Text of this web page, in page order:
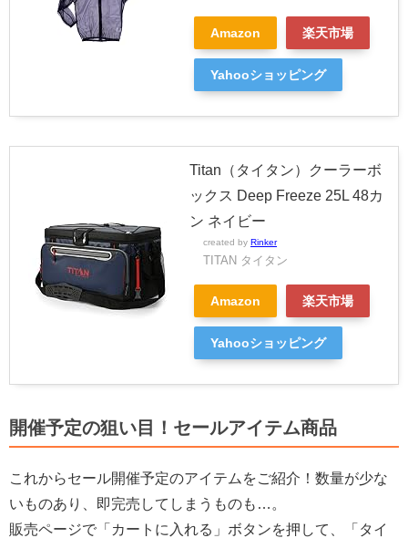
Amazon 楽天市場
Yahooショッピング
Titan（タイタン）クーラーボ
ックス Deep Freeze 25L 48カ
ン ネイビー
created by Rinker
TITAN タイタン
Amazon 楽天市場
Yahooショッピング
開催予定の狙い目！セールアイテム商品
これからセール開催予定のアイテムをご紹介！数量が少な
いものあり、即完売してしまうものも…。
販売ページで「カートに入れる」ボタンを押して、「タイ